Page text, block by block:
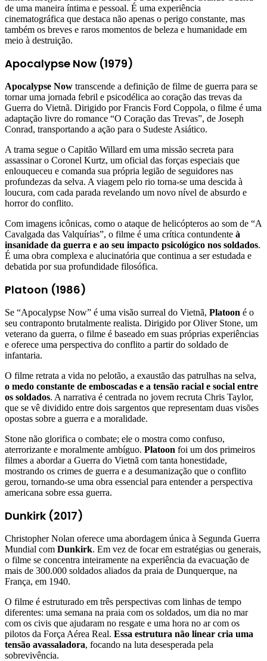
de uma maneira íntima e pessoal. É uma experiência
cinematográfica que destaca não apenas o perigo constante, mas
também os breves e raros momentos de beleza e humanidade em
meio à destruição.
Apocalypse Now (1979)
Apocalypse Now transcende a definição de filme de guerra para se
tornar uma jornada febril e psicodélica ao coração das trevas da
Guerra do Vietnã. Dirigido por Francis Ford Coppola, o filme é uma
adaptação livre do romance “O Coração das Trevas”, de Joseph
Conrad, transportando a ação para o Sudeste Asiático.
A trama segue o Capitão Willard em uma missão secreta para
assassinar o Coronel Kurtz, um oficial das forças especiais que
enlouqueceu e comanda sua própria legião de seguidores nas
profundezas da selva. A viagem pelo rio torna-se uma descida à
loucura, com cada parada revelando um novo nível de absurdo e
horror do conflito.
Com imagens icônicas, como o ataque de helicópteros ao som de “A
Cavalgada das Valquírias”, o filme é uma crítica contundente à
insanidade da guerra e ao seu impacto psicológico nos soldados.
É uma obra complexa e alucinatória que continua a ser estudada e
debatida por sua profundidade filosófica.
Platoon (1986)
Se “Apocalypse Now” é uma visão surreal do Vietnã, Platoon é o
seu contraponto brutalmente realista. Dirigido por Oliver Stone, um
veterano da guerra, o filme é baseado em suas próprias experiências
e oferece uma perspectiva do conflito a partir do soldado de
infantaria.
O filme retrata a vida no pelotão, a exaustão das patrulhas na selva,
o medo constante de emboscadas e a tensão racial e social entre
os soldados. A narrativa é centrada no jovem recruta Chris Taylor,
que se vê dividido entre dois sargentos que representam duas visões
opostas sobre a guerra e a moralidade.
Stone não glorifica o combate; ele o mostra como confuso,
aterrorizante e moralmente ambíguo. Platoon foi um dos primeiros
filmes a abordar a Guerra do Vietnã com tanta honestidade,
mostrando os crimes de guerra e a desumanização que o conflito
gerou, tornando-se uma obra essencial para entender a perspectiva
americana sobre essa guerra.
Dunkirk (2017)
Christopher Nolan oferece uma abordagem única à Segunda Guerra
Mundial com Dunkirk. Em vez de focar em estratégias ou generais,
o filme se concentra inteiramente na experiência da evacuação de
mais de 300.000 soldados aliados da praia de Dunquerque, na
França, em 1940.
O filme é estruturado em três perspectivas com linhas de tempo
diferentes: uma semana na praia com os soldados, um dia no mar
com os civis que ajudaram no resgate e uma hora no ar com os
pilotos da Força Aérea Real. Essa estrutura não linear cria uma
tensão avassaladora, focando na luta desesperada pela
sobrevivência.